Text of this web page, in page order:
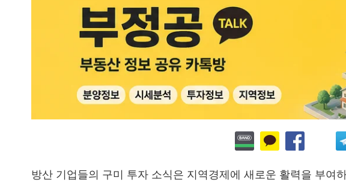
방산 기업들의 구미 투자 소식은 지역경제에 새로운 활력을 부여